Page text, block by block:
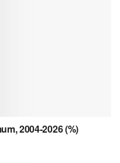
2004-2026 (%)